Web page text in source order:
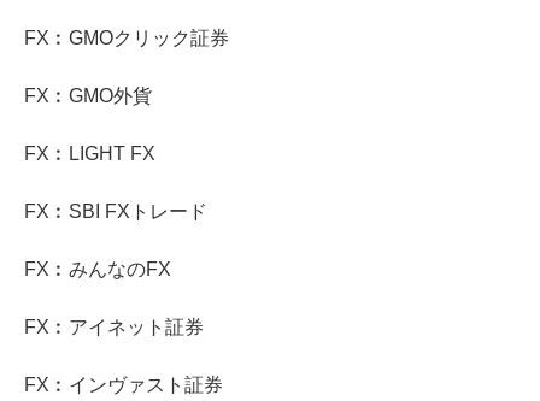
FX︰GMOクリック証券
FX︰GMO外貨
FX︰LIGHT FX
FX︰SBI FXトレード
FX︰みんなのFX
FX︰アイネット証券
FX︰インヴァスト証券